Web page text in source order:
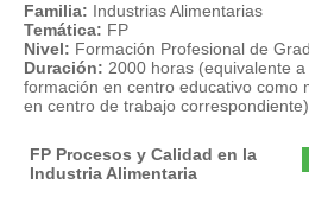
Familia: Industrias Alimentarias
Temática: FP
Nivel: Formación Profesional de
Duración: 2000 horas (equivalente
formación en centro educativo como
en centro de trabajo correspondiente).
FP Procesos y Calidad en la
Industria Alimentaria